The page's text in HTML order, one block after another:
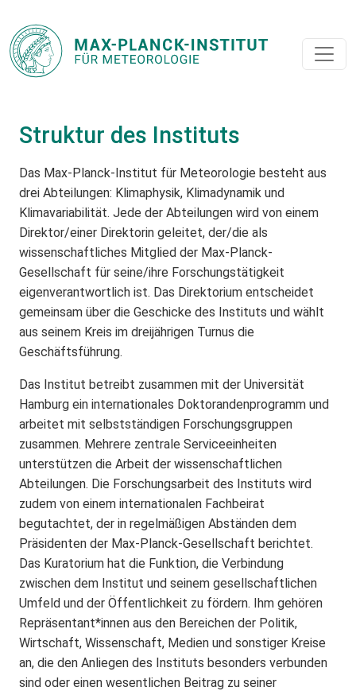
Struktur des Instituts
Das Max-Planck-Institut für Meteorologie besteht aus
drei Abteilungen: Klimaphysik, Klimadynamik und
Klimavariabilität. Jede der Abteilungen wird von einem
Direktor/einer Direktorin geleitet, der/die als
wissenschaftliches Mitglied der Max-Planck-
Gesellschaft für seine/ihre Forschungstätigkeit
eigenverantwortlich ist. Das Direktorium entscheidet
gemeinsam über die Geschicke des Instituts und wählt
aus seinem Kreis im dreijährigen Turnus die
Geschäftsführung.
Das Institut betreibt zusammen mit der Universität
Hamburg ein internationales Doktorandenprogramm und
arbeitet mit selbstständigen Forschungsgruppen
zusammen. Mehrere zentrale Serviceeinheiten
unterstützen die Arbeit der wissenschaftlichen
Abteilungen. Die Forschungsarbeit des Instituts wird
zudem von einem internationalen Fachbeirat
begutachtet, der in regelmäßigen Abständen dem
Präsidenten der Max-Planck-Gesellschaft berichtet.
Das Kuratorium hat die Funktion, die Verbindung
zwischen dem Institut und seinem gesellschaftlichen
Umfeld und der Öffentlichkeit zu fördern. Ihm gehören
Repräsentant*innen aus den Bereichen der Politik,
Wirtschaft, Wissenschaft, Medien und sonstiger Kreise
an, die den Anliegen des Instituts besonders verbunden
sind oder einen wesentlichen Beitrag zu seiner